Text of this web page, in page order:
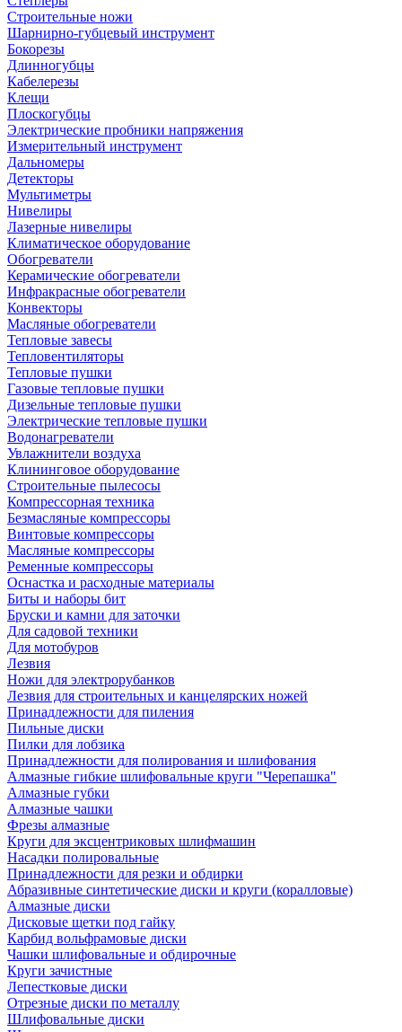
Строительные ножи
Шарнирно-губцевый инструмент
Бокорезы
Длинногубцы
Кабелерезы
Клещи
Плоскогубцы
Электрические пробники напряжения
Измерительный инструмент
Дальномеры
Детекторы
Мультиметры
Нивелиры
Лазерные нивелиры
Климатическое оборудование
Обогреватели
Керамические обогреватели
Инфракрасные обогреватели
Конвекторы
Масляные обогреватели
Тепловые завесы
Тепловентиляторы
Тепловые пушки
Газовые тепловые пушки
Дизельные тепловые пушки
Электрические тепловые пушки
Водонагреватели
Увлажнители воздуха
Клининговое оборудование
Строительные пылесосы
Компрессорная техника
Безмасляные компрессоры
Винтовые компрессоры
Масляные компрессоры
Ременные компрессоры
Оснастка и расходные материалы
Биты и наборы бит
Бруски и камни для заточки
Для садовой техники
Для мотобуров
Лезвия
Ножи для электрорубанков
Лезвия для строительных и канцелярских ножей
Принадлежности для пиления
Пильные диски
Пилки для лобзика
Принадлежности для полирования и шлифования
Алмазные гибкие шлифовальные круги "Черепашка"
Алмазные губки
Алмазные чашки
Фрезы алмазные
Круги для эксцентриковых шлифмашин
Насадки полировальные
Принадлежности для резки и обдирки
Абразивные синтетические диски и круги (коралловые)
Алмазные диски
Дисковые щетки под гайку
Карбид вольфрамовые диски
Чашки шлифовальные и обдирочные
Круги зачистные
Лепестковые диски
Отрезные диски по металлу
Шлифовальные диски